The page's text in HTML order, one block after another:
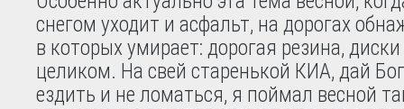
снегом уходит и асфальт, на дорогах
в которых умирает: дорогая резина,
целиком. На свей старенькой КИА, дай
ездить и не ломаться, я поймал весной